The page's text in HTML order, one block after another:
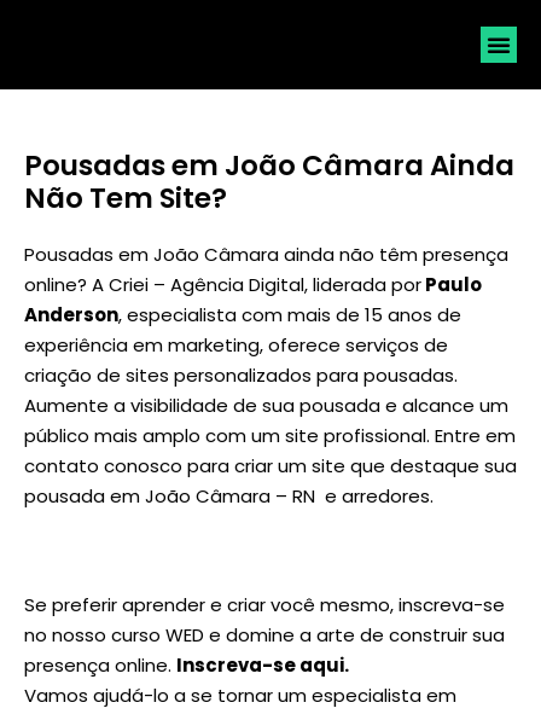
Pousadas em João Câmara Ainda
Não Tem Site?
Pousadas em João Câmara ainda não têm presença
online? A Criei – Agência Digital, liderada porPaulo
Anderson, especialista com mais de 15 anos de
experiência em marketing, oferece serviços de
criação de sites personalizados para pousadas.
Aumente a visibilidade de sua pousada e alcance um
público mais amplo com um site profissional. Entre em
contato conosco para criar um site que destaque sua
pousada em João Câmara – RN e arredores.
Se preferir aprender e criar você mesmo, inscreva-se
no nosso curso WED e domine a arte de construir sua
presença online. Inscreva-se aqui.
Vamos ajudá-lo a se tornar um especialista em